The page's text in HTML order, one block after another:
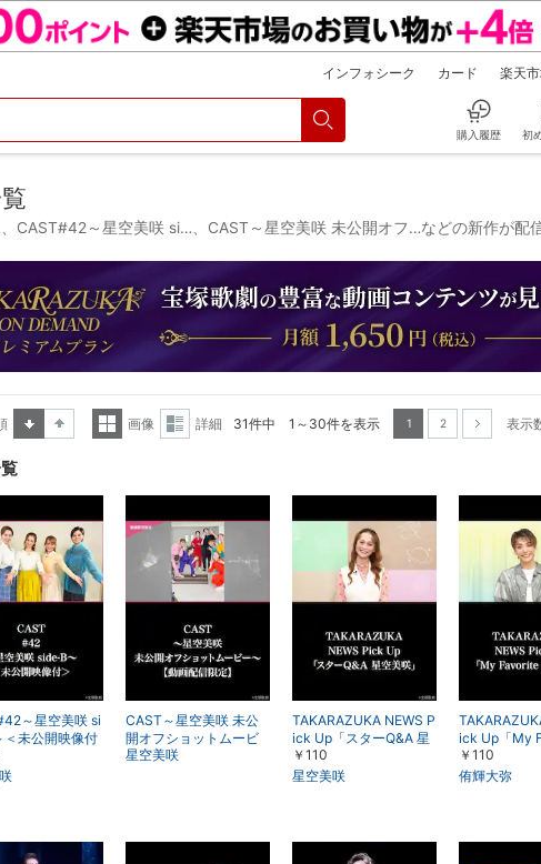
インフォシーク カード 楽天
購入履歴 初
CAST#42～星空美咲 si…、CAST～星空美咲 未公開オフ…などの新作が配
画像
詳細 31件中 1～30件を表示 1 2 表示
～星空美咲 si
未公開映像付
CAST～星空美咲 未公
開オフショットムービ
ー～【動画配信限定】
星空美咲
TAKARAZUKA NEWS P
ick Up「スターQ&A 星
空美咲」
￥110
星空美咲
ick Up「My
侑輝大弥」
￥110
侑輝大弥